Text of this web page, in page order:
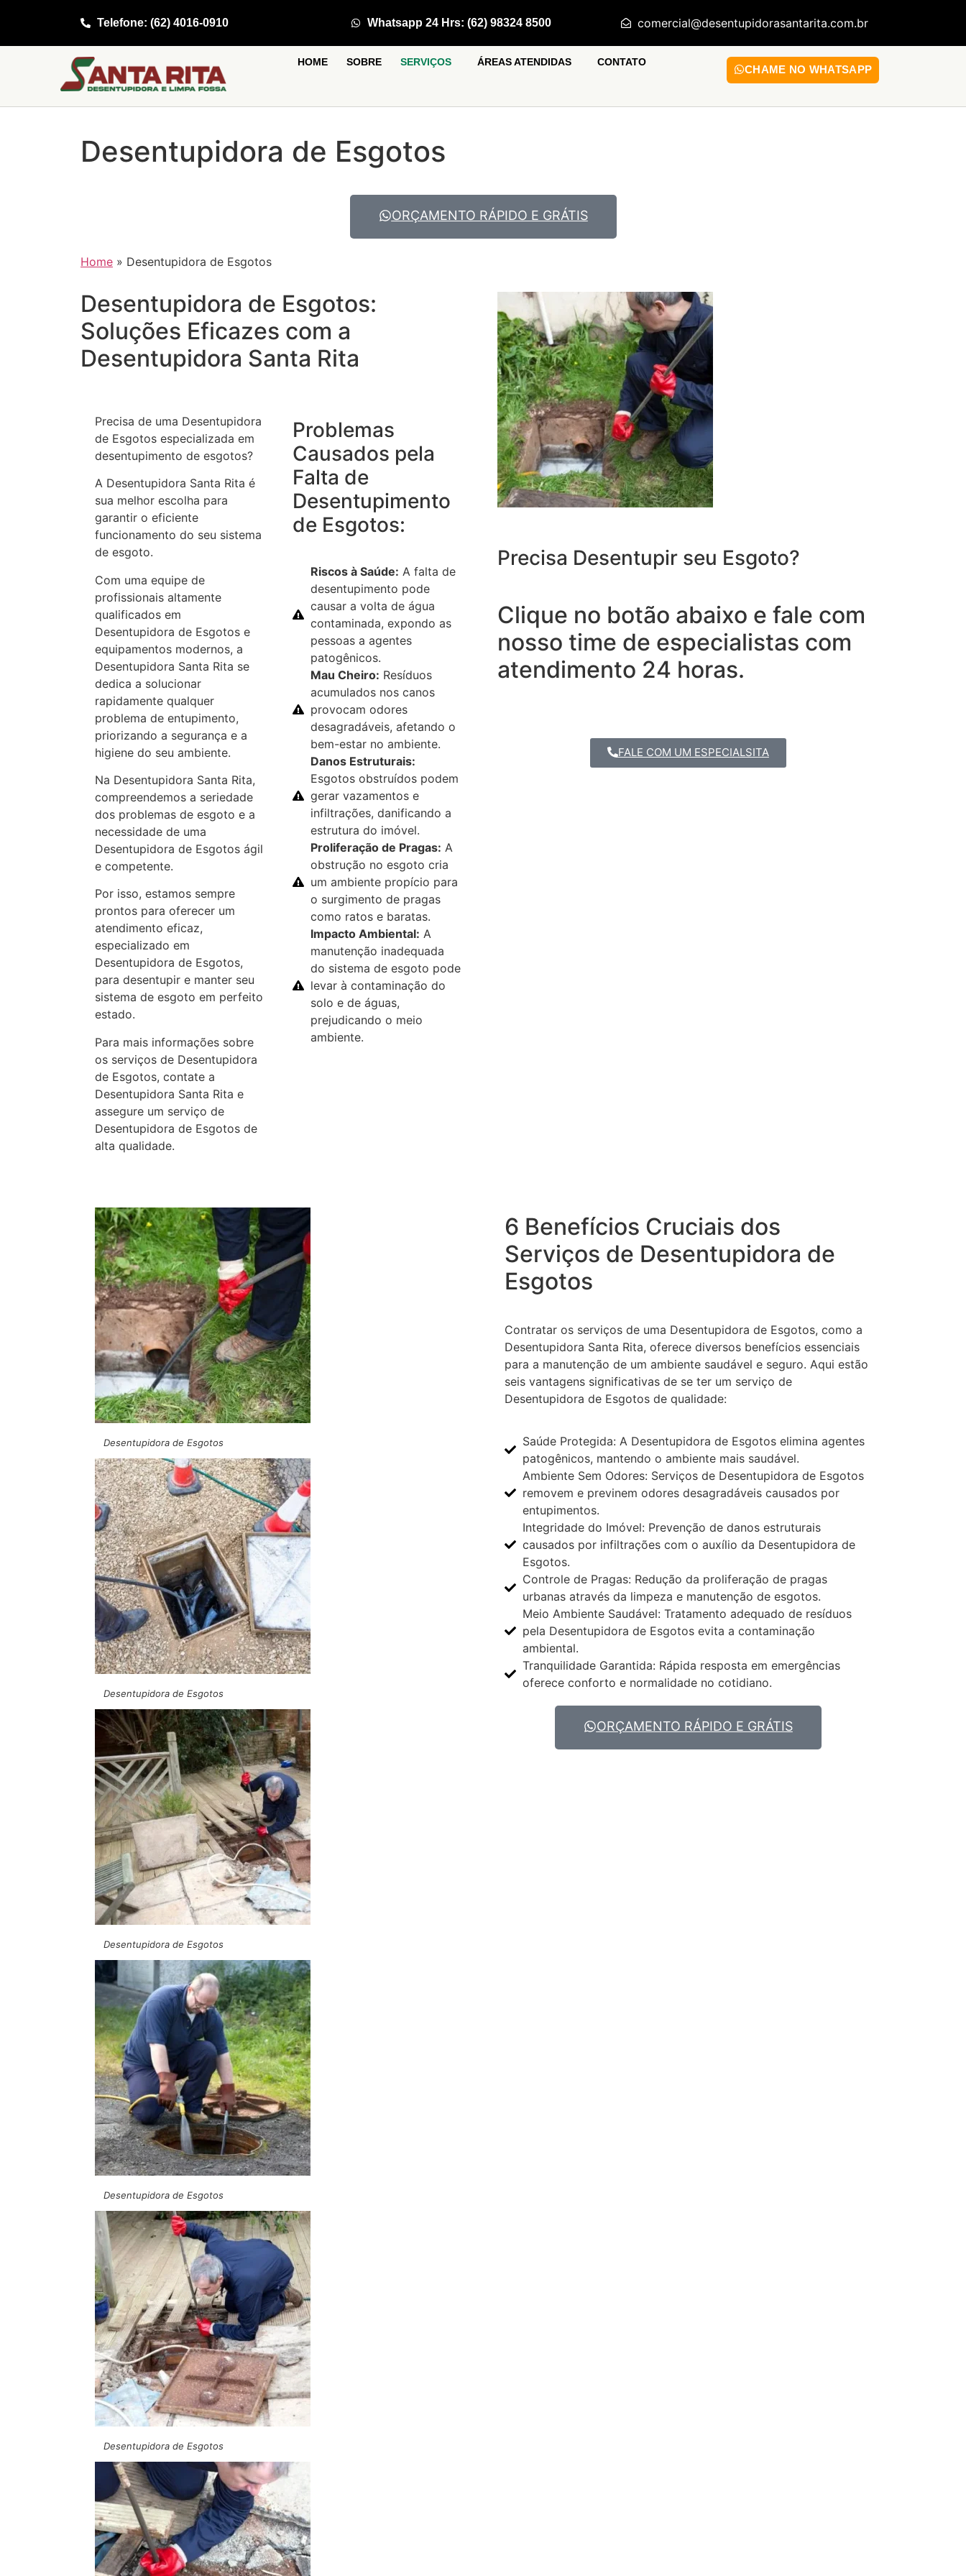
Telefone: (62) 4016-0910 Whatsapp 24 Hrs: (62) 98324 8500 comercial@desentupidorasantarita.com.br
HOME SOBRE SERVIÇOS ÁREAS ATENDIDAS CONTATO
CHAME NO WHATSAPP
Desentupidora de Esgotos
ORÇAMENTO RÁPIDO E GRÁTIS
Home » Desentupidora de Esgotos
Desentupidora de Esgotos:
Soluções Eficazes com a
Desentupidora Santa Rita
Precisa de uma Desentupidora
de Esgotos especializada em
desentupimento de esgotos?
A Desentupidora Santa Rita é
sua melhor escolha para
garantir o eficiente
funcionamento do seu sistema
de esgoto.
Com uma equipe de
profissionais altamente
qualificados em
Desentupidora de Esgotos e
equipamentos modernos, a
Desentupidora Santa Rita se
dedica a solucionar
rapidamente qualquer
problema de entupimento,
priorizando a segurança e a
higiene do seu ambiente.
Na Desentupidora Santa Rita,
compreendemos a seriedade
dos problemas de esgoto e a
necessidade de uma
Desentupidora de Esgotos ágil
e competente.
Por isso, estamos sempre
prontos para oferecer um
atendimento eficaz,
especializado em
Desentupidora de Esgotos,
para desentupir e manter seu
sistema de esgoto em perfeito
estado.
Para mais informações sobre
os serviços de Desentupidora
de Esgotos, contate a
Desentupidora Santa Rita e
assegure um serviço de
Desentupidora de Esgotos de
alta qualidade.
Problemas
Causados pela
Falta de
Desentupimento
de Esgotos:
Riscos à Saúde: A falta de
desentupimento pode
causar a volta de água
contaminada, expondo as
pessoas a agentes
patogênicos.
Mau Cheiro: Resíduos
acumulados nos canos
provocam odores
desagradáveis, afetando o
bem-estar no ambiente.
Danos Estruturais:
Esgotos obstruídos podem
gerar vazamentos e
infiltrações, danificando a
estrutura do imóvel.
Proliferação de Pragas: A
obstrução no esgoto cria
um ambiente propício para
o surgimento de pragas
como ratos e baratas.
Impacto Ambiental: A
manutenção inadequada
do sistema de esgoto pode
levar à contaminação do
solo e de águas,
prejudicando o meio
ambiente.
Precisa Desentupir seu Esgoto?
Clique no botão abaixo e fale com
nosso time de especialistas com
atendimento 24 horas.
FALE COM UM ESPECIALSITA
Desentupidora de Esgotos
Desentupidora de Esgotos
Desentupidora de Esgotos
Desentupidora de Esgotos
Desentupidora de Esgotos
6 Benefícios Cruciais dos
Serviços de Desentupidora de
Esgotos
Contratar os serviços de uma Desentupidora de Esgotos, como a
Desentupidora Santa Rita, oferece diversos benefícios essenciais
para a manutenção de um ambiente saudável e seguro. Aqui estão
seis vantagens significativas de se ter um serviço de
Desentupidora de Esgotos de qualidade:
Saúde Protegida: A Desentupidora de Esgotos elimina agentes
patogênicos, mantendo o ambiente mais saudável.
Ambiente Sem Odores: Serviços de Desentupidora de Esgotos
removem e previnem odores desagradáveis causados por
entupimentos.
Integridade do Imóvel: Prevenção de danos estruturais
causados por infiltrações com o auxílio da Desentupidora de
Esgotos.
Controle de Pragas: Redução da proliferação de pragas
urbanas através da limpeza e manutenção de esgotos.
Meio Ambiente Saudável: Tratamento adequado de resíduos
pela Desentupidora de Esgotos evita a contaminação
ambiental.
Tranquilidade Garantida: Rápida resposta em emergências
oferece conforto e normalidade no cotidiano.
ORÇAMENTO RÁPIDO E GRÁTIS